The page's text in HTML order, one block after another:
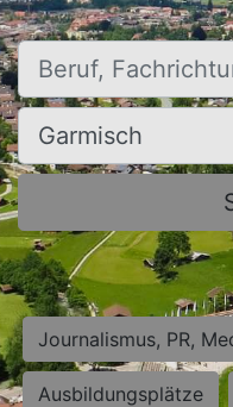
Beruf, Fachrichtung,
Ort, Stadt
Journalismus, PR,
Ausbildungsplätze